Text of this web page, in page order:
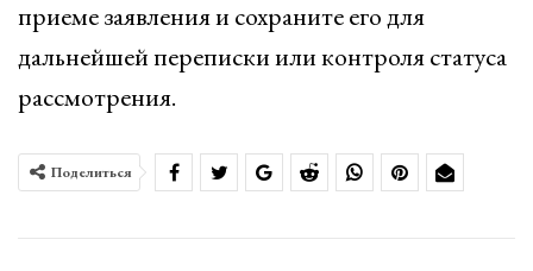
приеме заявления и сохраните его для
дальнейшей переписки или контроля статуса
рассмотрения.
Поделиться